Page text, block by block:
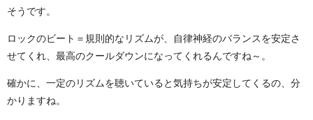
そうです。
ロックのビート＝規則的なリズムが、自律神経のバランスを安定さ
せてくれ、最高のクールダウンになってくれるんですね～。
確かに、一定のリズムを聴いていると気持ちが安定してくるの、分
かりますね。